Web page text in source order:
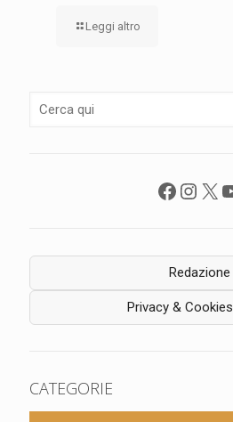
Leggi altro
X
Redazione
Privacy &
CATEGORIE